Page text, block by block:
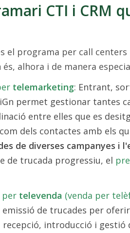
CTI i CRM
el programa per call
és, alhora i de manera
telemarketing: Entrant,
permet gestionar tantes
entre elles que es
dels contactes amb els
de diverses campanyes i
de trucada progressiu, el
per televenda (venda per
de trucades per
introducció i